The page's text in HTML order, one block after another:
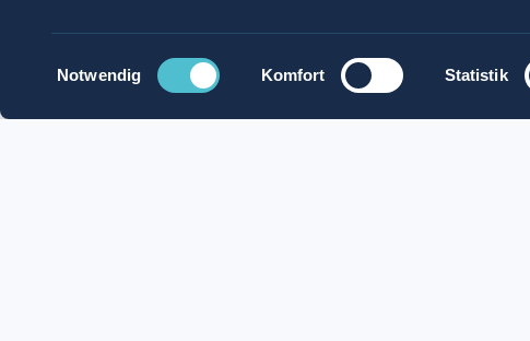
Einwilligungsauswahl
Notwendig Komfort Statistik